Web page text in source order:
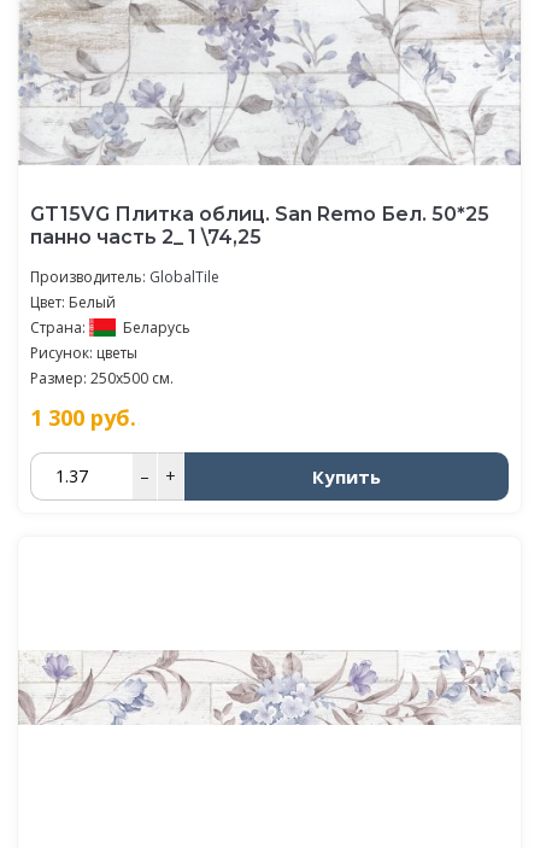
GT15VG Плитка облиц. San Remo Бел. 50*25
панно часть 2_ 1 \74,25
Производитель: GlobalTile
Цвет: Белый
Страна:
Беларусь
Рисунок: цветы
Размер: 250x500 см.
1 300 руб.
– + Купить